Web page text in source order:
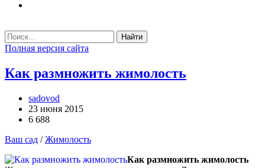
Найти
Полная версия сайта
Как размножить жимолость
sadovod
23 июня 2015
6 688
Ваш сад /Жимолость
Как размножить жимолость